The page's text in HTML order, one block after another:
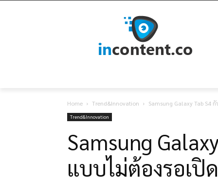
Home Trend&Innovation Samsung Galaxy Tab S4
Trend&Innovation
Samsung
แบบไม่ต้องรอเปิ